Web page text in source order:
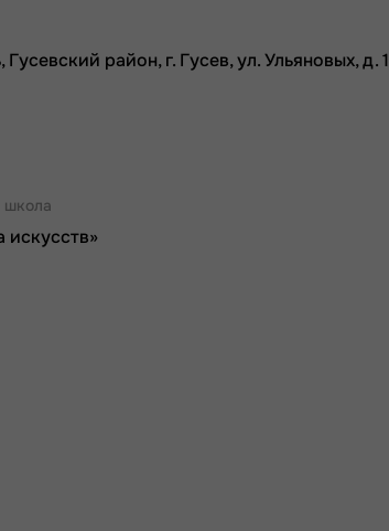
район, г. Гусев, ул. Ульяновых, д. 1
школа
искусств»